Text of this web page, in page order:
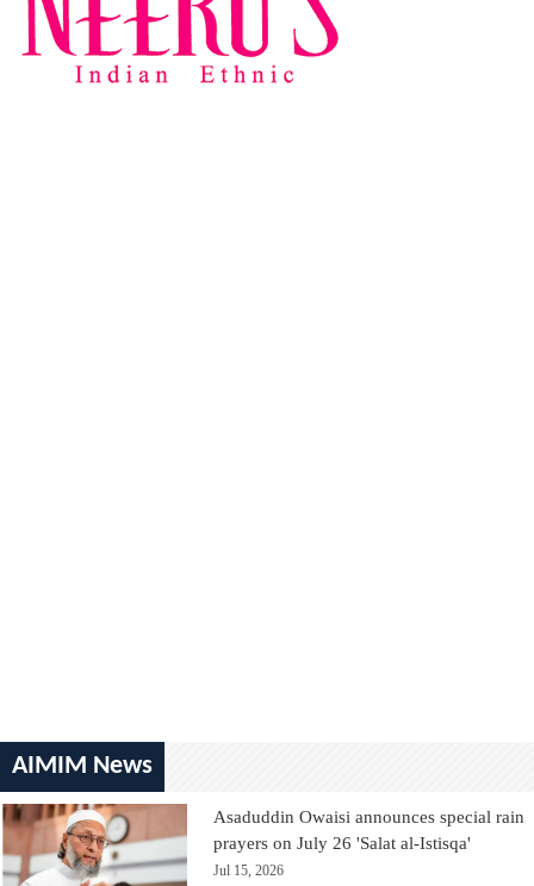
AIMIM News
Asaduddin Owaisi announces special rain
prayers on July 26 'Salat al-Istisqa'
Jul 15, 2026